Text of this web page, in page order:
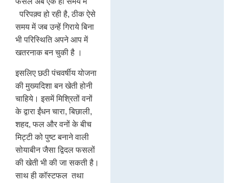
परिपक़्व हो रही है, ठीक ऐसे
समय में जब उन्हें गिराये बिना
भी परिस्थिति अपने आप में
खतरनाक बन चुकी है ।
इसलिए छठी पंचवर्षीय योजना
की मुख्यदिशा बन खेती होनी
चाहिये। इसमें मिश्रितों वनों
के द्वारा ईंधन चारा, बिछाली,
शहद, फल और वनों के बीच
मिट्टी को पुष्ट बनाने वाली
सोयाबीन जैसा द्विदल फसलों
की खेती भी की जा सकती है।
साथ ही कॉस्टफल तथा